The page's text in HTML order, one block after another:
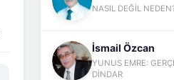
NASIL DEĞİL
İsmail Özcan
YUNUS EMRE:
DİNDAR